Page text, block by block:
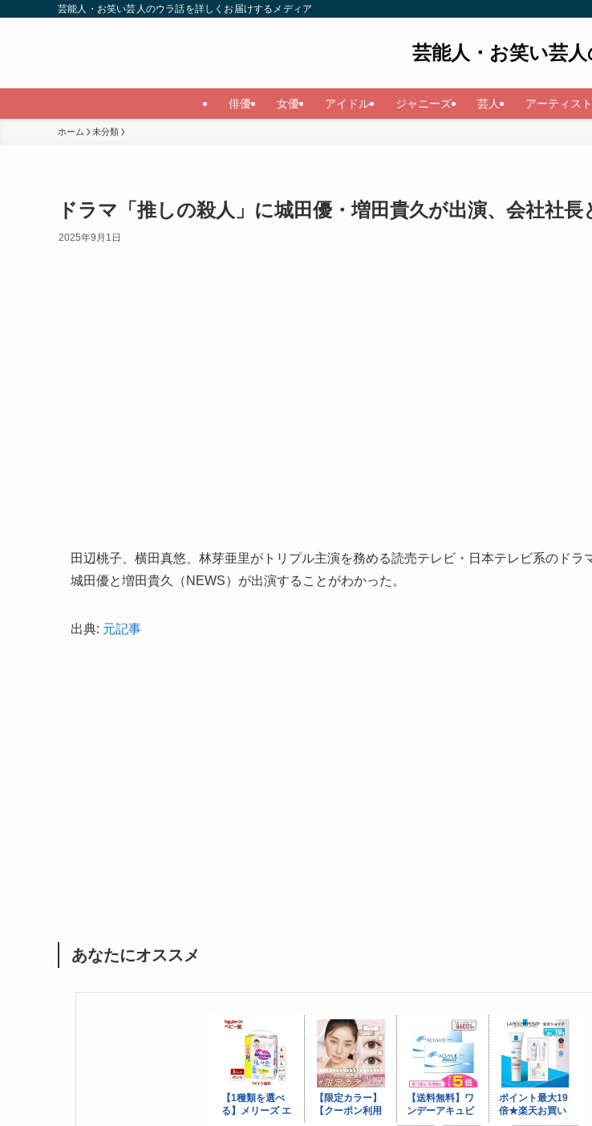
芸能人・お笑い芸人のウラ話を詳しくお届けするメディア
芸能人・お笑い芸
俳優 女優 アイドル ジャニーズ 芸人 アーティスト
ホーム 未分類
ドラマ「推しの殺人」に城田優・増田貴久が出演、会社社長
2025年9月1日
田辺桃子、横田真悠、林芽亜里がトリプル主演を務める読売テレビ・日本テレビ系のドラ
城田優と増田貴久（NEWS）が出演することがわかった。
出典: 元記事
あなたにオススメ